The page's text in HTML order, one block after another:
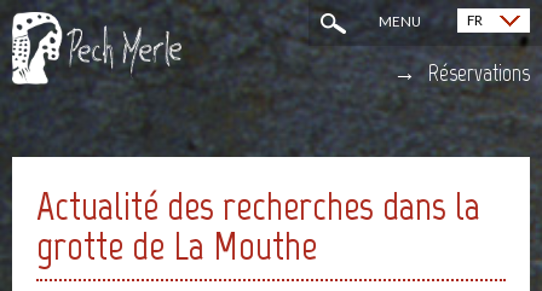
MENU FR
English (EN)
Réservations
Actualité des recherches dans la
grotte de La Mouthe